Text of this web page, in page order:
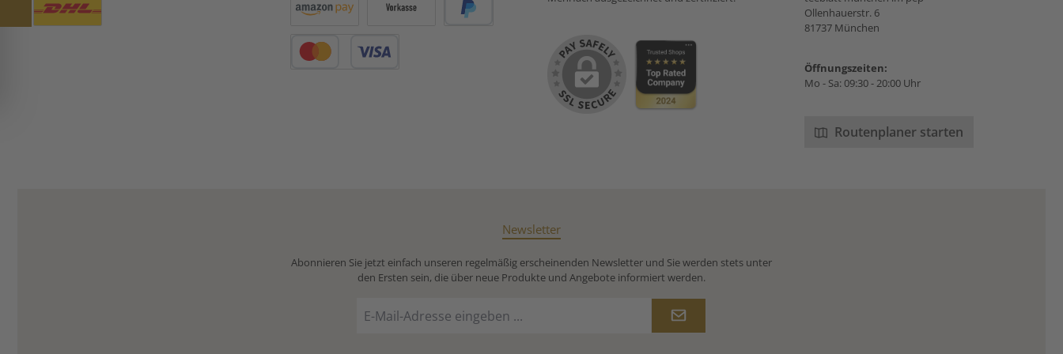
Ollenhauerstr. 6
81737 München
Öffnungszeiten:
Mo - Sa: 09:30 - 20:00 Uhr
Routenplaner starten
Newsletter
Abonnieren Sie jetzt einfach unseren regelmäßig erscheinenden Newsletter und Sie werden stets unter
den Ersten sein, die über neue Produkte und Angebote informiert werden.
Mail-